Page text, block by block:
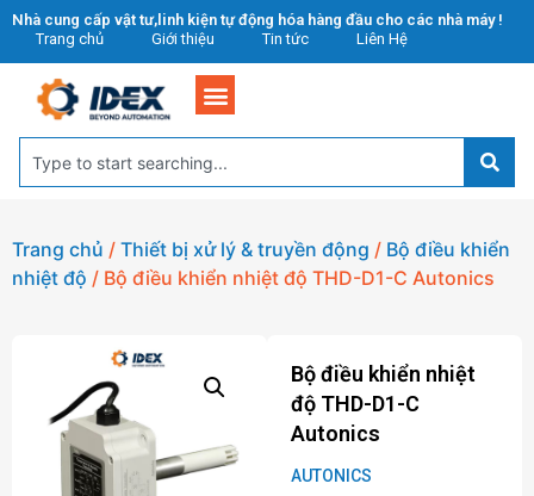
Nhà cung cấp vật tư,linh kiện tự động hóa hàng đầu cho các nhà máy !
Trang chủ
Giới thiệu Tin tức Liên Hệ
Trang chủ / Thiết bị xử lý & truyền động / Bộ điều khiển
nhiệt độ / Bộ điều khiển nhiệt độ THD-D1-C Autonics
Bộ điều khiển nhiệt
độ THD-D1-C
Autonics
AUTONICS